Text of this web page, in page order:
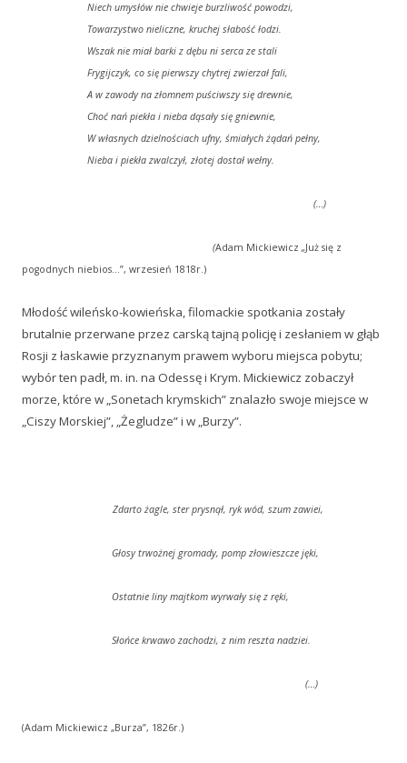
Niech umysłów nie chwieje burzliwość powodzi,
Towarzystwo nieliczne, kruchej słabość łodzi.
Wszak nie miał barki z dębu ni serca ze stali
Frygijczyk, co się pierwszy chytrej zwierzał fali,
A w zawody na złomnem puściwszy się drewnie,
Choć nań piekła i nieba dąsały się gniewnie,
W własnych dzielnościach ufny, śmiałych żądań pełny,
Nieba i piekła zwalczył, złotej dostał wełny.
(…)
(Adam Mickiewicz „Już się z
pogodnych niebios…”, wrzesień 1818r.)
Młodość wileńsko-kowieńska, filomackie spotkania zostały
brutalnie przerwane przez carską tajną policję i zesłaniem w głąb
Rosji z łaskawie przyznanym prawem wyboru miejsca pobytu;
wybór ten padł, m. in. na Odessę i Krym. Mickiewicz zobaczył
morze, które w „Sonetach krymskich” znalazło swoje miejsce w
„Ciszy Morskiej”, „Żegludze” i w „Burzy”.
Zdarto żagle, ster prysnął, ryk wód, szum zawiei,
Głosy trwożnej gromady, pomp złowieszcze jęki,
Ostatnie liny majtkom wyrwały się z ręki,
Słońce krwawo zachodzi, z nim reszta nadziei.
(…)
(Adam Mickiewicz „Burza”, 1826r.)